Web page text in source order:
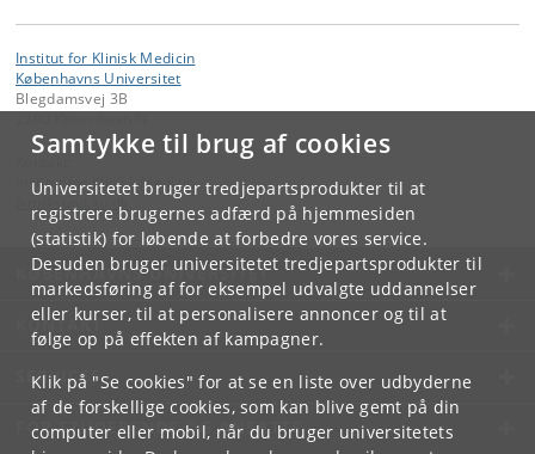
Samtykke til brug af cookies
Universitetet bruger tredjepartsprodukter til at
registrere brugernes adfærd på hjemmesiden
(statistik) for løbende at forbedre vores service.
Desuden bruger universitetet tredjepartsprodukter til
markedsføring af for eksempel udvalgte uddannelser
eller kurser, til at personalisere annoncer og til at
følge op på effekten af kampagner.
Klik på "Se cookies" for at se en liste over udbyderne
af de forskellige cookies, som kan blive gemt på din
computer eller mobil, når du bruger universitetets
Institut for Klinisk Medicin
Københavns Universitet
Blegdamsvej 3B
Institut for Klinisk Medicin
KØBENHAVNS UNIVERSITET
KONTAKT
SERVICES
FOR STUDERENDE OG ANSATTE